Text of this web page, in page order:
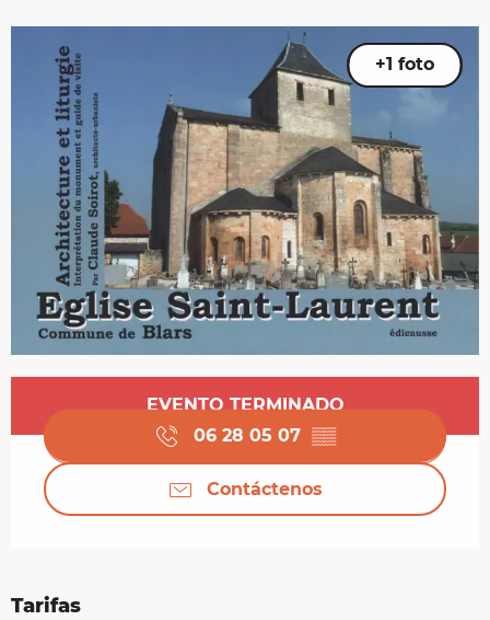
+1 foto
Horarios y datos de contacto
EVENTO TERMINADO
06 28 05 07 ▒▒
Contáctenos
Tarifas